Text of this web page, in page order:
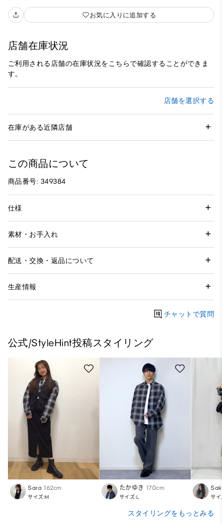
お気に入りに追加する
店舗在庫状況
ご利用される店舗の在庫状況をこちらで確認することができま
す。
店舗を選択する
在庫がある近隣店舗
この商品について
商品番号: 349384
仕様
素材・お手入れ
配送・交換・返品について
生産情報
チャットで質問
公式/StyleHint投稿スタイリング
Sara 162cm
サイズ:M
たかゆき 170cm
サイズ:L サイ
スタイリングをもっとみる